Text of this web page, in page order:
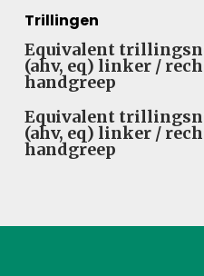
Trillingen
Equivalent
(ahv, eq) linker /
handgreep
Equivalent
(ahv, eq) linker /
handgreep